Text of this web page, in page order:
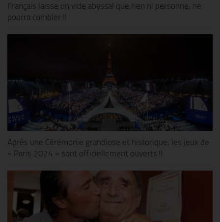
Français laisse un vide abyssal que rien ni personne, ne
pourra combler !!
Après une Cérémonie grandiose et historique, les jeux de
« Paris 2024 » sont officiellement ouverts !!